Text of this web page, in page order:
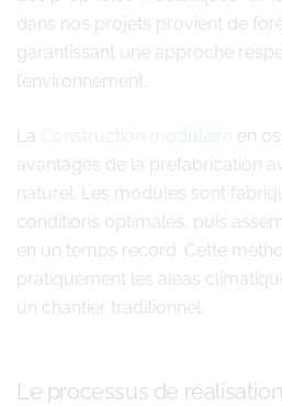
dans nos projets provient de
garantissant une approche
l’environnement.
La Construction modulaire en
avantages de la préfabrication
naturel. Les modules sont
conditions optimales, puis
en un temps record. Cette
pratiquement les aléas
un chantier traditionnel.
Le processus de